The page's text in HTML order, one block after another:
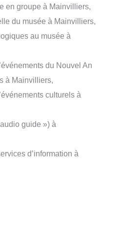
en groupe à Mainvilliers,
du musée à Mainvilliers,
au musée à
du Nouvel An
à Mainvilliers,
culturels à
guide ») à
d’information à